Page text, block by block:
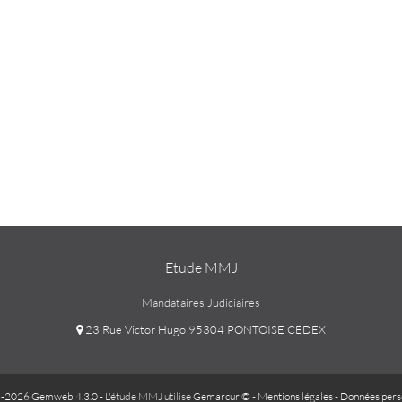
Etude MMJ
Mandataires Judiciaires
23 Rue Victor Hugo 95304 PONTOISE CEDEX
Gemweb 4.3.0- L'étude MMJ utiliseGemarcur © - Mentions légales- Données